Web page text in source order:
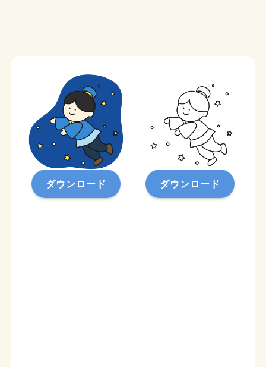
ダウンロード ダウンロード